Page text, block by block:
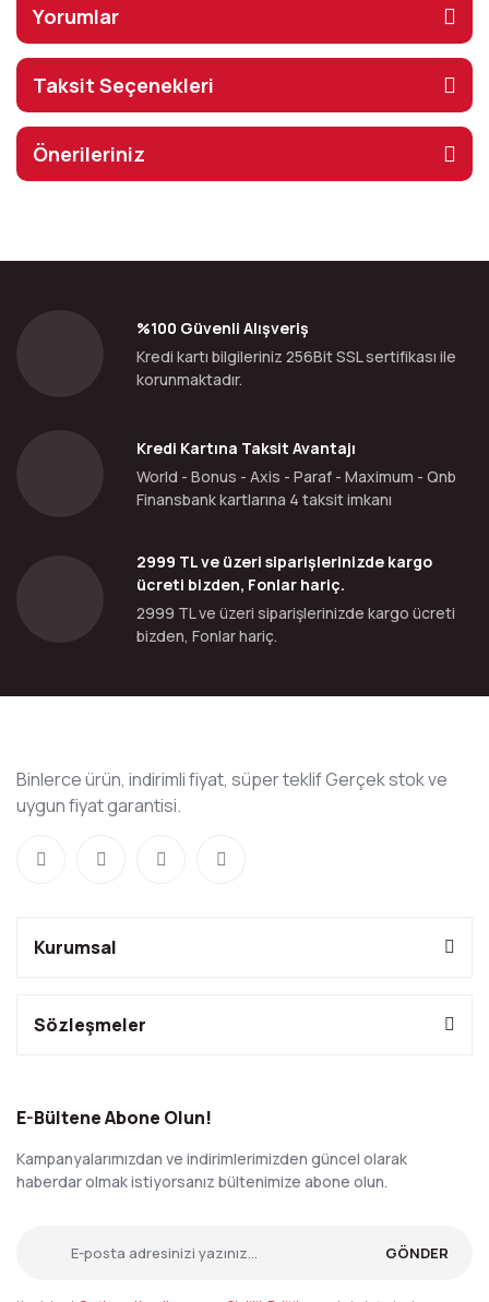
Yorumlar
Taksit Seçenekleri
Önerileriniz
%100 Güvenli Alışveriş
Kredi kartı bilgileriniz 256Bit SSL sertifikası ile
korunmaktadır.
Kredi Kartına Taksit Avantajı
World - Bonus - Axis - Paraf - Maximum - Qnb
Finansbank kartlarına 4 taksit imkanı
2999 TL ve üzeri siparişlerinizde kargo
ücreti bizden, Fonlar hariç.
2999 TL ve üzeri siparişlerinizde kargo ücreti
bizden, Fonlar hariç.
Binlerce ürün, indirimli fiyat, süper teklif Gerçek stok ve
uygun fiyat garantisi.
Kurumsal
Sözleşmeler
E-Bültene Abone Olun!
Kampanyalarımızdan ve indirimlerimizden güncel olarak
haberdar olmak istiyorsanız bültenimize abone olun.
GÖNDER